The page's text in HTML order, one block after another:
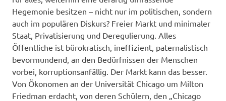
Hegemonie besitzen – nicht nur im politischen, sondern
auch im populären Diskurs? Freier Markt und minimaler
Staat, Privatisierung und Deregulierung. Alles
Öffentliche ist bürokratisch, ineffizient, paternalistisch
bevormundend, an den Bedürfnissen der Menschen
vorbei, korruptionsanfällig. Der Markt kann das besser.
Von Ökonomen an der Universität Chicago um Milton
Friedman erdacht, von deren Schülern, den „Chicago